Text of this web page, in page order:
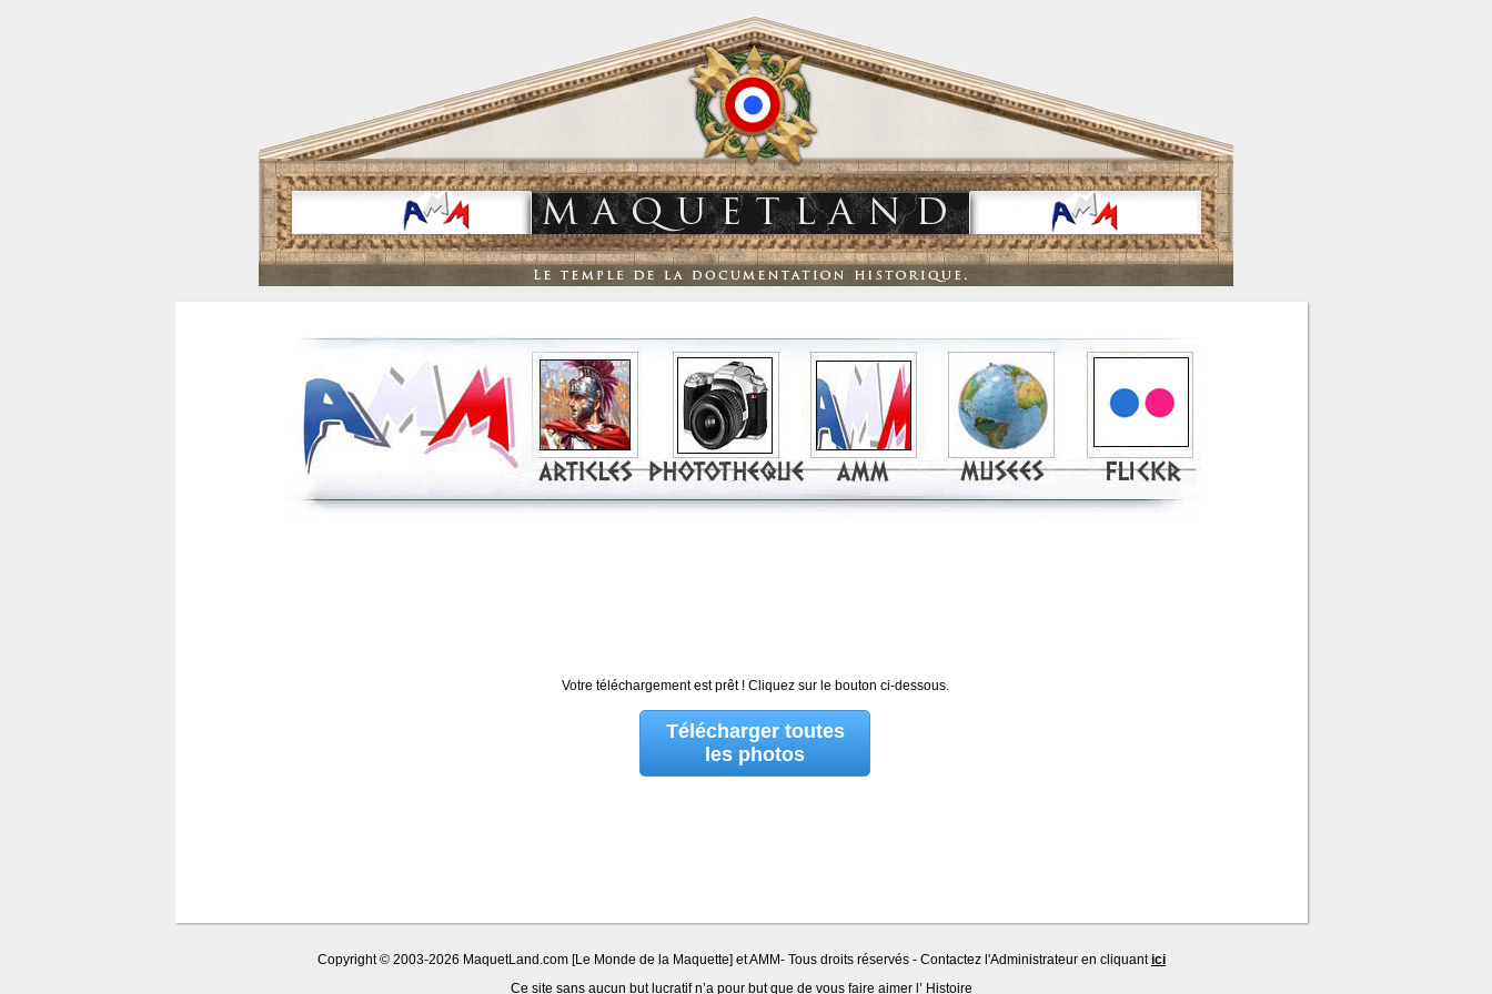
Votre téléchargement est prêt ! Cliquez sur le bouton ci-dessous.
Télécharger toutes
les photos
Copyright © 2003-2026 MaquetLand.com [Le Monde de la Maquette] et AMM- Tous droits réservés - Contactez l'Administrateur en cliquantici
Ce site sans aucun but lucratif n’a pour but que de vous faire aimer l’ Histoire